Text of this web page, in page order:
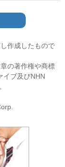
作成したもので
の著作権や商標
イブ及びNHN